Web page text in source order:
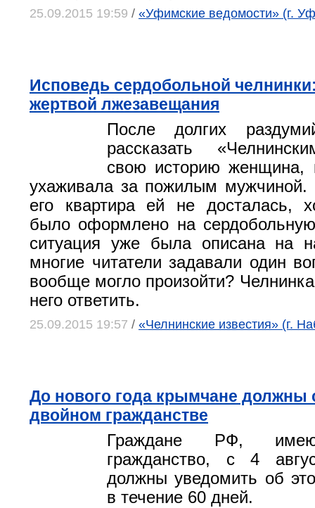
25.09.2015 19:59 / «Уфимские ведомости» (г.
Исповедь сердобольной
жертвой лжезавещания
После долгих
рассказать
свою историю женщина,
ухаживала за пожилым мужчиной.
его квартира ей не досталась,
было оформлено на
ситуация уже была описана на
многие читатели задавали один
вообще могло произойти?
него ответить.
25.09.2015 19:57 / «Челнинские известия» (г.
До нового года крымчане должны
двойном гражданстве
Граждане РФ,
гражданство, с 4
должны уведомить об
в течение 60 дней.